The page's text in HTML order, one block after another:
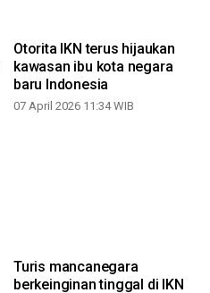
Otorita IKN terus hijaukan
kawasan ibu kota negara
baru Indonesia
07 April 2026 11:34 WIB
Turis mancanegara
berkeinginan tinggal di IKN